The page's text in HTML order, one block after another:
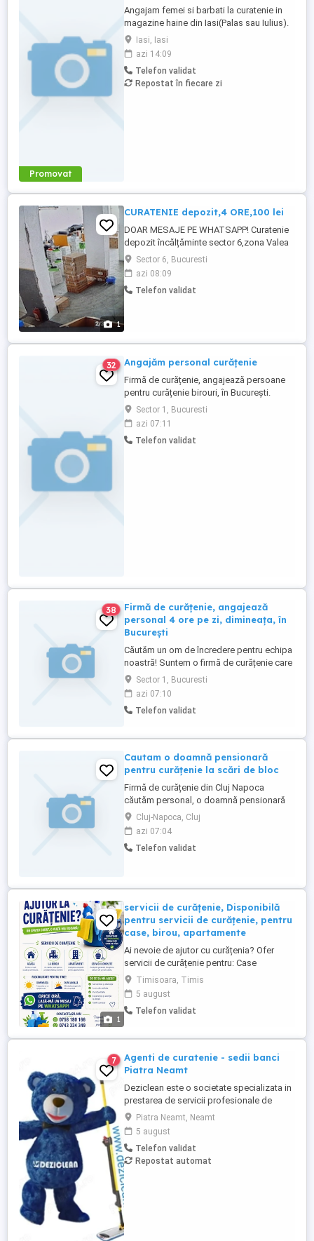
Promovat
Angajam femei si barbati la curatenie in
magazine haine din Iasi(Palas sau Iulius).
Salar: 1.500 RON NET(in mana) pe luna.
Program lucru 4 ore dimineata doar cu
contract munca. Solicitam si oferim
seriozitate. Informatii doar la telefon.
Iasi, Iasi
azi 14:09
Telefon validat
Repostat în fiecare zi
1
CURATENIE depozit,4 ORE,100 lei
DOAR MESAJE PE WHATSAPP! Curatenie
depozit încălțăminte sector 6,zona Valea
Cascadelor,4 ore pe zi,100 lei,part time(1-2
zile pe săptămână),vârsta minim 30
ani,domiciliul in sectorul 6. DOAR MESAJE
WHATSAPP!
Sector 6, Bucuresti
azi 08:09
Telefon validat
32 Angajăm personal curățenie
Firmă de curățenie, angajează persoane
pentru curățenie birouri, în București.
Programul este de 4 ore, dimineața, detalii
la telefon .
Sector 1, Bucuresti
azi 07:11
Telefon validat
38
Firmă de curățenie, angajează
personal 4 ore pe zi, dimineața, în
București
Căutăm un om de încredere pentru echipa
noastră! Suntem o firmă de curățenie care
crede în lucrul bine făcut, în respectul față
de client și față de colegi. Iar acum
căutăm un agent de curățenie, part-time, 4
ore pe zi, de luni până vineri. Ce ne dorim
Sector 1, Bucuresti
azi 07:10
Telefon validat
Cautam o doamnă pensionară
pentru curățenie la scări de bloc
Firmă de curățenie din Cluj Napoca
căutăm personal, o doamnă pensionară
pentru curățenie la scari de bloc. Cerințe :
o doamnă pensionară ,serioasă și harnică
din Cluj Napoca. Programul este de luni
până vinerea doar dimineață se face
Cluj-Napoca, Cluj
azi 07:04
Telefon validat
1
servicii de curățenie, Disponibilă
pentru servicii de curățenie, pentru
case, birou, apartamente
Ai nevoie de ajutor cu curățenia? Ofer
servicii de curățenie pentru: Case
Apartamente Birouri Serviciile
includ:Curățenie generală,Curățenie de
întreținere, Șters praful, Spălat podele,
Curățenie în bucătărie și baie, Spălat
dimineața, după-amiaza sau la ...
Timisoara, Timis
5 august
Telefon validat
7
Agenti de curatenie - sedii banci
Piatra Neamt
Deziclean este o societate specializata in
prestarea de servicii profesionale de
curatenie. Compania noastra asigura
servicii de curatenie in aproape toate
orasele mari din Romania. Suntem in
cautare de agenti de curatenie pentru
sedii banci .( Avantaj persoane pensionare
Piatra Neamt, Neamt
5 august
Telefon validat
Repostat automat